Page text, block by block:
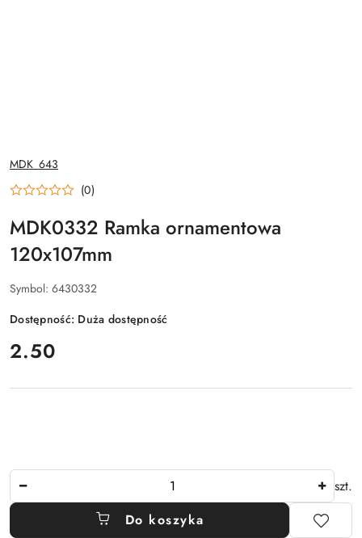
NAZWA
PRODUCENTA:
MDK_643
(0)
MDK0332 Ramka ornamentowa
120x107mm
Symbol: 6430332
Dostępność: Duża dostępność
cena:
2.50
szt.
Do koszyka